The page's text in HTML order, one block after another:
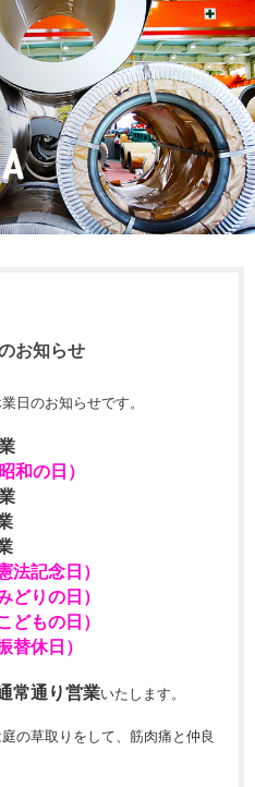
お知らせ
日のお知らせです。
和の日）
記念日）
りの日）
もの日）
休日）
常通り営業いたします。
の草取りをして、筋肉痛と仲良